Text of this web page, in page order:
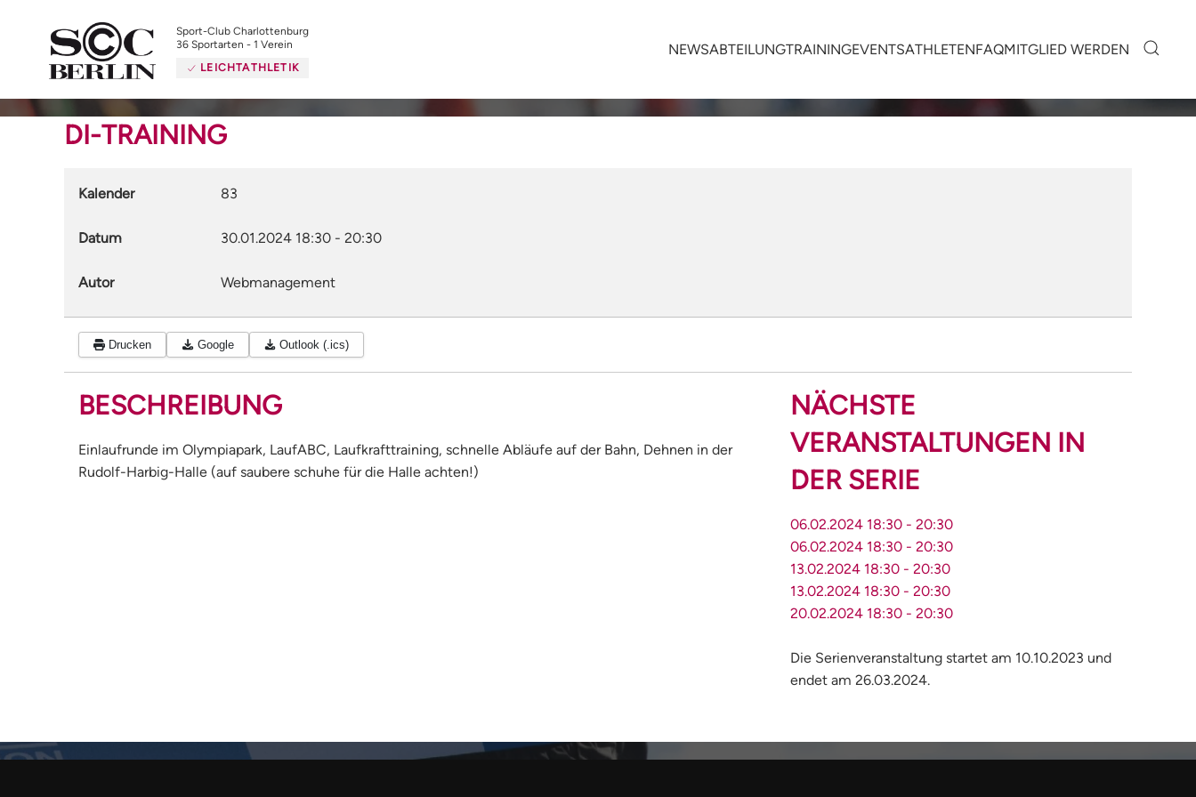
Sport-Club Charlottenburg
36 Sportarten - 1 Verein
LEICHTATHLETIK
NEWSABTEILUNGTRAININGEVENTSATHLETENFAQMITGLIED WERDEN
DI-TRAINING
Kalender 83
Datum 30.01.2024 18:30 - 20:30
Autor Webmanagement
Drucken Google Outlook (.ics)
BESCHREIBUNG
Einlaufrunde im Olympiapark, LaufABC, Laufkrafttraining, schnelle Abläufe auf der Bahn, Dehnen in der
Rudolf-Harbig-Halle (auf saubere schuhe für die Halle achten!)
NÄCHSTE
VERANSTALTUNGEN IN
DER SERIE
06.02.2024 18:30 - 20:30
06.02.2024 18:30 - 20:30
13.02.2024 18:30 - 20:30
13.02.2024 18:30 - 20:30
20.02.2024 18:30 - 20:30
Die Serienveranstaltung startet am 10.10.2023 und
endet am 26.03.2024.